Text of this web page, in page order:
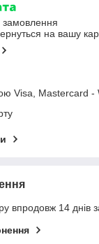
замовлення
на вашу
Visa, Mastercard -
впродовж 14 днів